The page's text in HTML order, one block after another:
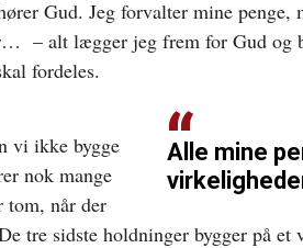
Gud. Jeg forvalter mine penge,
– alt lægger jeg frem for Gud og
fordeles.
Alle mine
vi ikke bygge
nok mange
tom, når der
tre sidste holdninger bygger på et